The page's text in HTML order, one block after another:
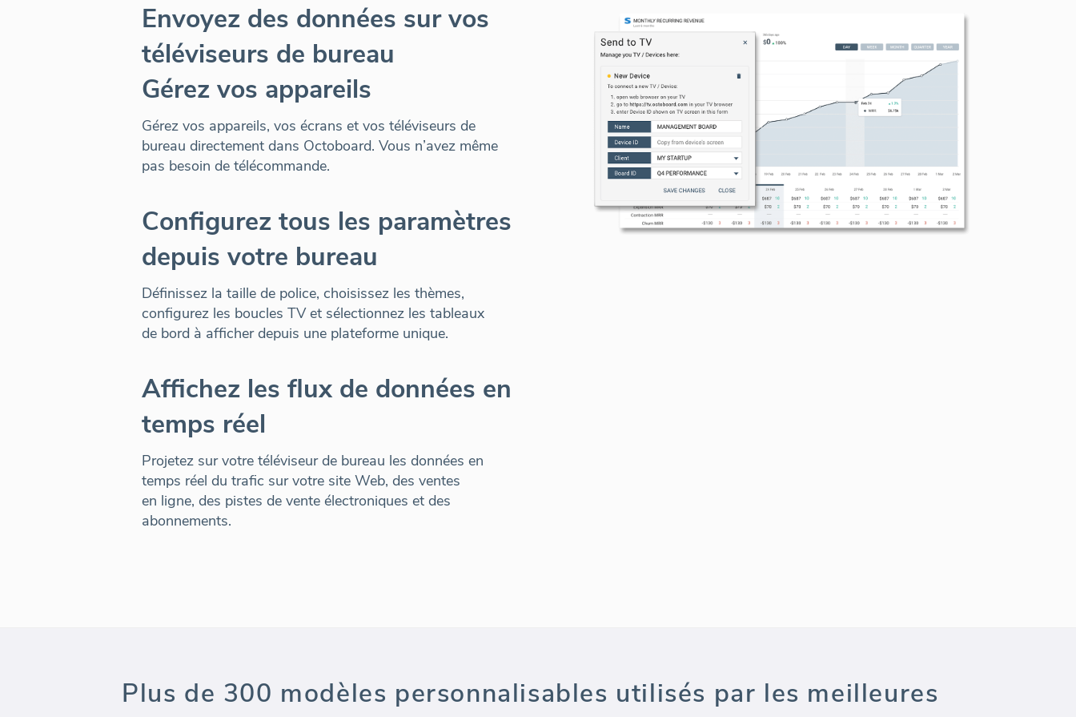
Envoyez des données sur vos
téléviseurs de bureau
Gérez vos appareils
Gérez vos appareils, vos écrans et vos téléviseurs de
bureau directement dans Octoboard. Vous n’avez même
pas besoin de télécommande.
Configurez tous les paramètres
depuis votre bureau
Définissez la taille de police, choisissez les thèmes,
configurez les boucles TV et sélectionnez les tableaux
de bord à afficherdepuis une plateforme unique.
Affichez les flux de données en
temps réel
Projetez sur votre téléviseur de bureau les données en
temps réel du trafic sur votre site Web, des ventes
en ligne, des pistes de vente électroniques et des
abonnements.
Plus de 300 modèles personnalisables utilisés par les meilleures